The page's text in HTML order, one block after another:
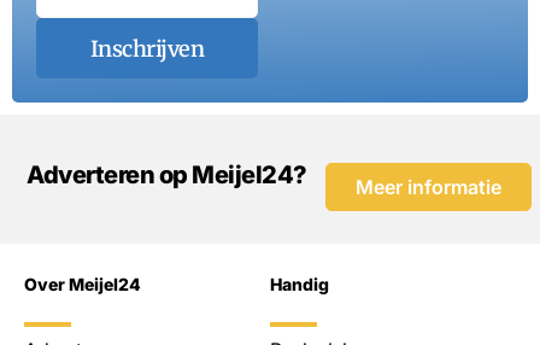
Inschrijven
Adverteren op Meijel24? Meer informatie
Over Meijel24 Handig